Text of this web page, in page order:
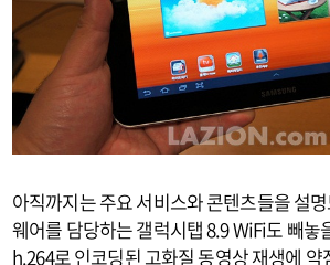
아직까지는 주요 서비스와 콘텐츠들을 설
웨어를 담당하는 갤럭시탭 8.9 WiFi도 빼놓
h.264로 인코딩된 고화질 동영상 재생에 약